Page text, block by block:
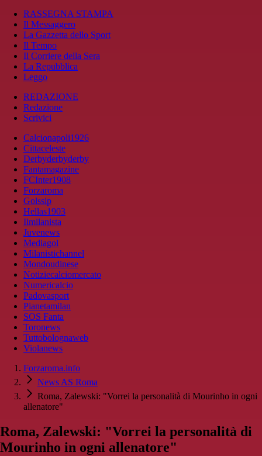
RASSEGNA STAMPA
Il Messaggero
La Gazzetta dello Sport
Il Tempo
Il Corriere della Sera
La Repubblica
Leggo
REDAZIONE
Redazione
Scrivici
Calcionapoli1926
Cittaceleste
Derbyderbyderby
Fantamagazine
FCInter1908
Forzaroma
Golssip
Hellas1903
Ilmilanista
Juvenews
Mediagol
Milanistichannel
Mondoudinese
Notiziecalciomercato
Numericalcio
Padovasport
Pianetamilan
SOS Fanta
Toronews
Tuttobolognaweb
Violanews
Forzaroma.info
News AS Roma
Roma, Zalewski: "Vorrei la personalità di Mourinho in ogni
allenatore"
Roma, Zalewski: "Vorrei la personalità di
Mourinho in ogni allenatore"